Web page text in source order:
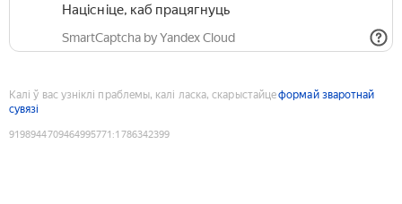
Націсніце, каб працягнуць
SmartCaptcha by Yandex Cloud
Калі ў вас узніклі праблемы, калі ласка, скарыстайцеформай зваротнай
сувязі
9198944709464995771 :1786342399